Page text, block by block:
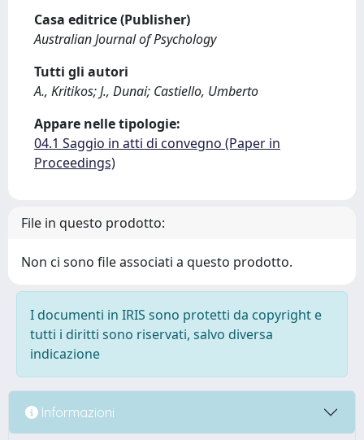
Casa editrice (Publisher)
Australian Journal of Psychology
Tutti gli autori
A., Kritikos; J., Dunai; Castiello, Umberto
Appare nelle tipologie:
04.1 Saggio in atti di convegno (Paper in
Proceedings)
File in questo prodotto:
Non ci sono file associati a questo prodotto.
I documenti in IRIS sono protetti da copyright e
tutti i diritti sono riservati, salvo diversa
indicazione
Informazioni